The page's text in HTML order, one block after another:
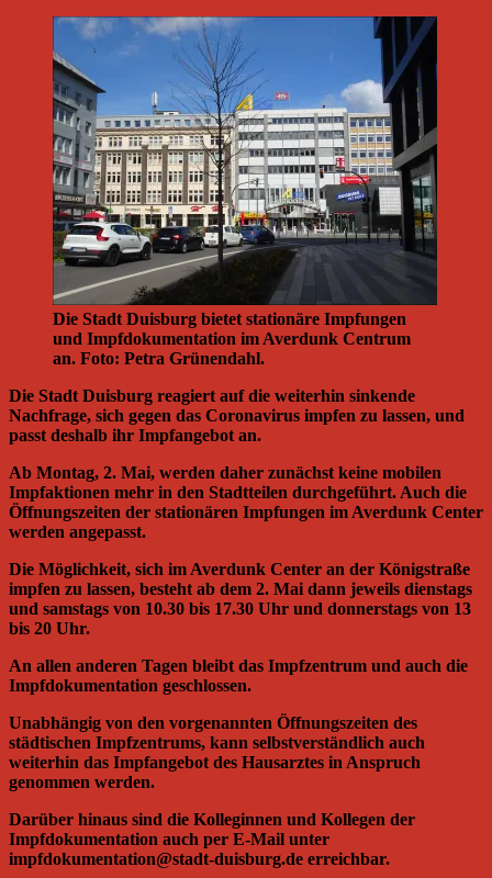
Die Stadt Duisburg bietet stationäre Impfungen
und Impfdokumentation im Averdunk Centrum
an. Foto: Petra Grünendahl.
Die Stadt Duisburg reagiert auf die weiterhin sinkende
Nachfrage, sich gegen das Coronavirus impfen zu lassen, und
passt deshalb ihr Impfangebot an.
Ab Montag, 2. Mai, werden daher zunächst keine mobilen
Impfaktionen mehr in den Stadtteilen durchgeführt. Auch die
Öffnungszeiten der stationären Impfungen im Averdunk Center
werden angepasst.
Die Möglichkeit, sich im Averdunk Center an der Königstraße
impfen zu lassen, besteht ab dem 2. Mai dann jeweils dienstags
und samstags von 10.30 bis 17.30 Uhr und donnerstags von 13
bis 20 Uhr.
An allen anderen Tagen bleibt das Impfzentrum und auch die
Impfdokumentation geschlossen.
Unabhängig von den vorgenannten Öffnungszeiten des
städtischen Impfzentrums, kann selbstverständlich auch
weiterhin das Impfangebot des Hausarztes in Anspruch
genommen werden.
Darüber hinaus sind die Kolleginnen und Kollegen der
Impfdokumentation auch per E-Mail unter
impfdokumentation@stadt-duisburg.de erreichbar.